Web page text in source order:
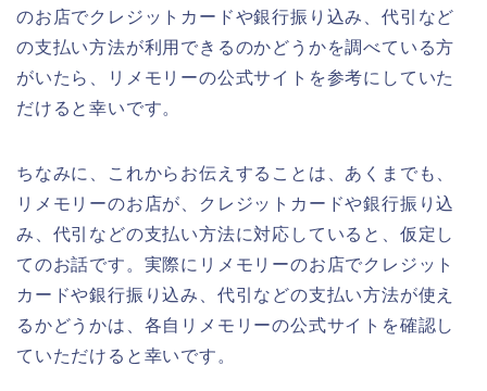
のお店でクレジットカードや銀行振り込み、代引など
の支払い方法が利用できるのかどうかを調べている方
がいたら、リメモリーの公式サイトを参考にしていた
だけると幸いです。
ちなみに、これからお伝えすることは、あくまでも、
リメモリーのお店が、クレジットカードや銀行振り込
み、代引などの支払い方法に対応していると、仮定し
てのお話です。実際にリメモリーのお店でクレジット
カードや銀行振り込み、代引などの支払い方法が使え
るかどうかは、各自リメモリーの公式サイトを確認し
ていただけると幸いです。